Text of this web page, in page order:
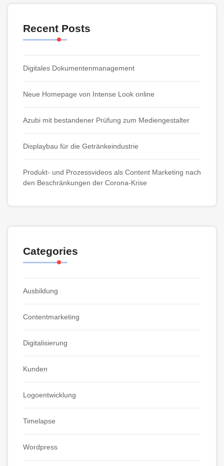
Recent Posts
Digitales Dokumentenmanagement
Neue Homepage von Intense Look online
Azubi mit bestandener Prüfung zum Mediengestalter
Displaybau für die Getränkeindustrie
Produkt- und Prozessvideos als Content Marketing nach
den Beschränkungen der Corona-Krise
Categories
Ausbildung
Contentmarketing
Digitalisierung
Kunden
Logoentwicklung
Timelapse
Wordpress